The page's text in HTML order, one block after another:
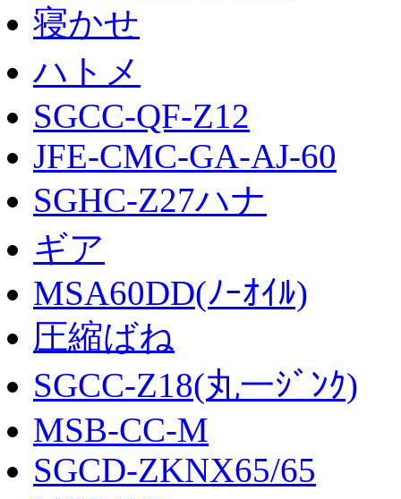
寝かせ
ハトメ
SGCC-QF-Z12
JFE-CMC-GA-AJ-60
SGHC-Z27ハナ
ギア
MSA60DD(ﾉｰｵｲﾙ)
圧縮ばね
SGCC-Z18(丸一ｼﾞﾝｸ)
MSB-CC-M
SGCD-ZKNX65/65